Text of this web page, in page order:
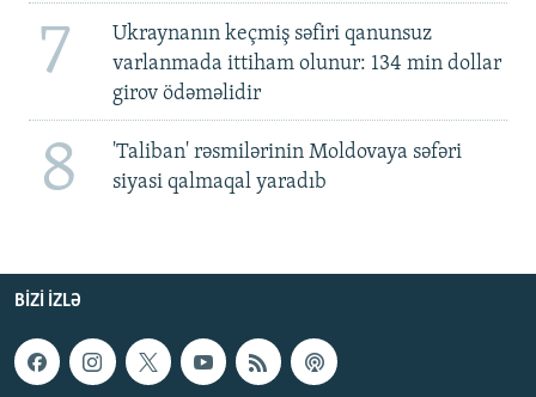
7
Ukraynanın keçmiş səfiri qanunsuz
varlanmada ittiham olunur: 134 min dollar
girov ödəməlidir
8
'Taliban' rəsmilərinin Moldovaya səfəri
siyasi qalmaqal yaradıb
BIZI IZLƏ